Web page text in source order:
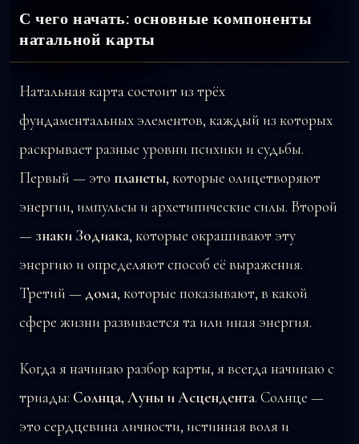
С чего начать: основные компоненты
натальной карты
Натальная карта состоит из трёх
фундаментальных элементов, каждый из которых
раскрывает разные уровни психики и судьбы.
Первый — это планеты, которые олицетворяют
энергии, импульсы и архетипические силы. Второй
— знаки Зодиака, которые окрашивают эту
энергию и определяют способ её выражения.
Третий — дома, которые показывают, в какой
сфере жизни развивается та или иная энергия.
Когда я начинаю разбор карты, я всегда начинаю с
триады: Солнца, Луны и Асцендента. Солнце —
это сердцевина личности, истинная воля и